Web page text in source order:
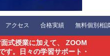
アクセス 合格実績 無料個別相
式授業に加えて、 ZOOM
す。日々の学習サポート・